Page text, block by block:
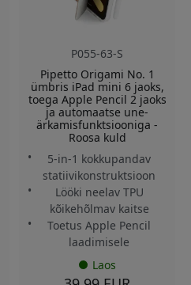
P055-63-S
Pipetto Origami No. 1
ümbris iPad mini 6 jaoks,
toega Apple Pencil 2 jaoks
ja automaatse une-
ärkamisfunktsiooniga -
Roosa kuld
5-in-1 kokkupandav
statiivikonstruktsioon
Lööki neelav TPU
kõikehõlmav kaitse
Toetus Apple Pencil
laadimisele
Laos